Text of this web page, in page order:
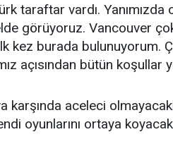
taraftar vardı.
görüyoruz. Vancouver
kez burada bulunuyorum.
açısından bütün koşullar
karşında aceleci
oyunlarını ortaya